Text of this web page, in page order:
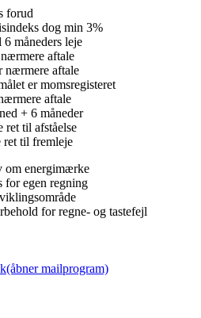
forud
dog min 3%
6 måneders leje
aftale
nærmere aftale
er momsregisteret
aftale
+ 6 måneder
ret til afståelse
til fremleje
om energimærke
for egen regning
for regne- og tastefejl
(åbner mailprogram)